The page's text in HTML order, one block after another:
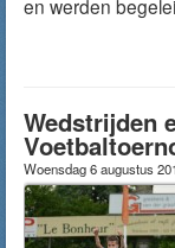
en werden
Wedstrijden
Woensdag 6 augustus